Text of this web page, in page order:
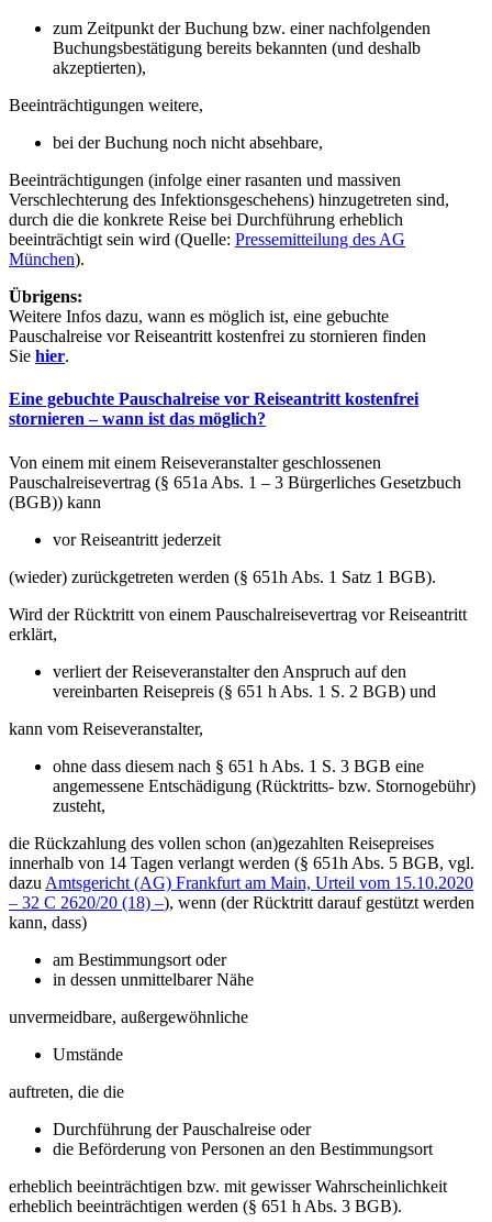
zum Zeitpunkt der Buchung bzw. einer nachfolgenden
Buchungsbestätigung bereits bekannten (und deshalb
akzeptierten),
Beeinträchtigungen weitere,
bei der Buchung noch nicht absehbare,
Beeinträchtigungen (infolge einer rasanten und massiven
Verschlechterung des Infektionsgeschehens) hinzugetreten sind,
durch die die konkrete Reise bei Durchführung erheblich
beeinträchtigt sein wird (Quelle: Pressemitteilung des AG
München).
Übrigens:
Weitere Infos dazu, wann es möglich ist, eine gebuchte
Pauschalreise vor Reiseantritt kostenfrei zu stornieren finden
Sie hier.
Eine gebuchte Pauschalreise vor Reiseantritt kostenfrei
stornieren – wann ist das möglich?
Von einem mit einem Reiseveranstalter geschlossenen
Pauschalreisevertrag (§ 651a Abs. 1 – 3 Bürgerliches Gesetzbuch
(BGB)) kann
vor Reiseantritt jederzeit
(wieder) zurückgetreten werden (§ 651h Abs. 1 Satz 1 BGB).
Wird der Rücktritt von einem Pauschalreisevertrag vor Reiseantritt
erklärt,
verliert der Reiseveranstalter den Anspruch auf den
vereinbarten Reisepreis (§ 651 h Abs. 1 S. 2 BGB) und
kann vom Reiseveranstalter,
ohne dass diesem nach § 651 h Abs. 1 S. 3 BGB eine
angemessene Entschädigung (Rücktritts- bzw. Stornogebühr)
zusteht,
die Rückzahlung des vollen schon (an)gezahlten Reisepreises
innerhalb von 14 Tagen verlangt werden (§ 651h Abs. 5 BGB, vgl.
dazu Amtsgericht (AG) Frankfurt am Main, Urteil vom 15.10.2020
– 32 C 2620/20 (18) –), wenn (der Rücktritt darauf gestützt werden
kann, dass)
am Bestimmungsort oder
in dessen unmittelbarer Nähe
unvermeidbare, außergewöhnliche
Umstände
auftreten, die die
Durchführung der Pauschalreise oder
die Beförderung von Personen an den Bestimmungsort
erheblich beeinträchtigen bzw. mit gewisser Wahrscheinlichkeit
erheblich beeinträchtigen werden (§ 651 h Abs. 3 BGB).